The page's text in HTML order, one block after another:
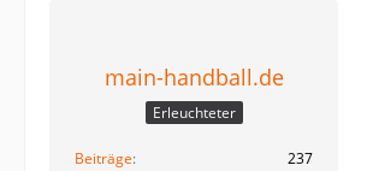
main-handball.de
Erleuchteter
Beiträge
237